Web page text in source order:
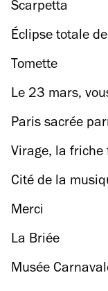
Scarpetta
Éclipse totale
phénomène rare
Tomette
Le 23 mars,
création de 500
Paris sacrée
mieux au
Virage, la friche
annonce une
au compteur
Cité de la
Merci
La Briée
Musée